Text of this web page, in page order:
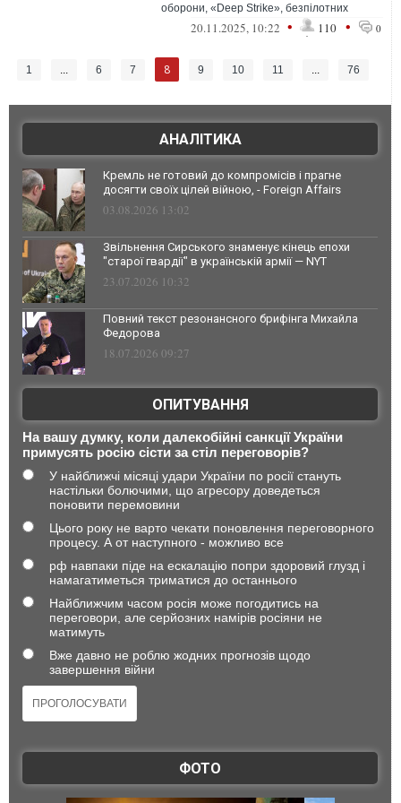
оборони, «Deep Strike», безпілотних
систем, підготовки особового складу Сил
20.11.2025, 10:22 • 110 • 0
1 ... 6 7 8 9 10 11 ... 76
АНАЛІТИКА
Кремль не готовий до компромісів і прагне
досягти своїх цілей війною, - Foreign Affairs
03.08.2026 13:02
Звільнення Сирського знаменує кінець епохи
"старої гвардії" в українській армії — NYT
23.07.2026 10:32
Повний текст резонансного брифінга Михайла
Федорова
18.07.2026 09:27
ОПИТУВАННЯ
На вашу думку, коли далекобійні санкції України
примусять росію сісти за стіл переговорів?
У найближчі місяці удари України по росії стануть
настільки болючими, що агресору доведеться
поновити перемовини
Цього року не варто чекати поновлення переговорного
процесу. А от наступного - можливо все
рф навпаки піде на ескалацію попри здоровий глузд і
намагатиметься триматися до останнього
Найближчим часом росія може погодитись на
переговори, але серйозних намірів росіяни не
матимуть
Вже давно не роблю жодних прогнозів щодо
завершення війни
ФОТО